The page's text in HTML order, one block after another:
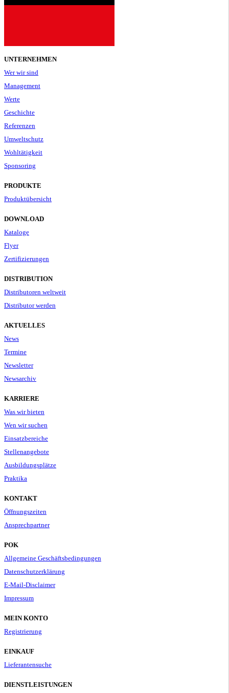
UNTERNEHMEN
Wer wir sind
Management
Werte
Geschichte
Referenzen
Umweltschutz
Wohltätigkeit
Sponsoring
PRODUKTE
Produktübersicht
DOWNLOAD
Kataloge
Flyer
Zertifizierungen
DISTRIBUTION
Distributoren weltweit
Distributor werden
AKTUELLES
News
Termine
Newsletter
Newsarchiv
KARRIERE
Was wir bieten
Wen wir suchen
Einsatzbereiche
Stellenangebote
Ausbildungsplätze
Praktika
KONTAKT
Öffnungszeiten
Ansprechpartner
POK
Allgemeine Geschäftsbedingungen
Datenschutzerklärung
E-Mail-Disclaimer
Impressum
MEIN KONTO
Registrierung
EINKAUF
Lieferantensuche
DIENSTLEISTUNGEN